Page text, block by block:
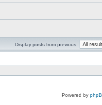
Display posts from previous:
Powered by